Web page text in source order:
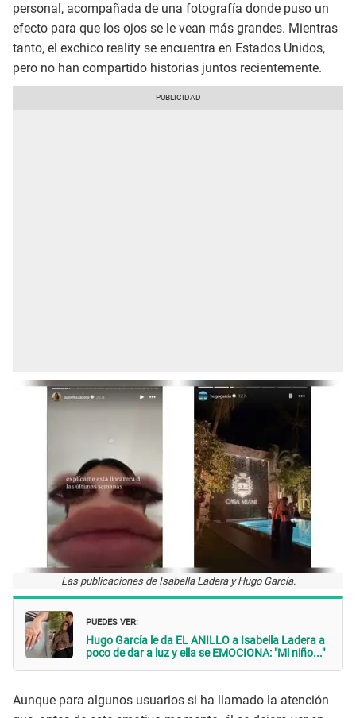
personal, acompañada de una fotografía donde puso un
efecto para que los ojos se le vean más grandes. Mientras
tanto, el exchico reality se encuentra en Estados Unidos,
pero no han compartido historias juntos recientemente.
Las publicaciones de Isabella Ladera y Hugo García.
PUEDES VER:
Hugo García le da EL ANILLO a Isabella Ladera a
poco de dar a luz y ella se EMOCIONA: "Mi niño..."
Aunque para algunos usuarios si ha llamado la atención